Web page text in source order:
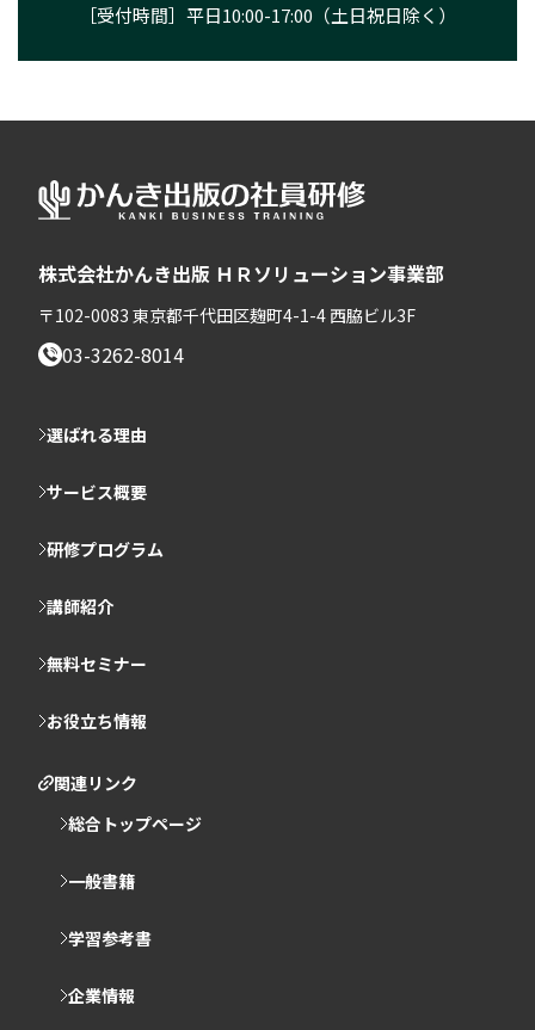
［受付時間］平日10:00-17:00（土日祝日除く）
株式会社かんき出版 ＨＲソリューション事業部
〒102-0083 東京都千代田区麹町4-1-4 西脇ビル3F
03-3262-8014
選ばれる理由
サービス概要
研修プログラム
講師紹介
無料セミナー
お役立ち情報
関連リンク
総合トップページ
一般書籍
学習参考書
企業情報